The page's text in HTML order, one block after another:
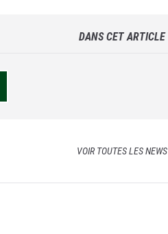
DANS CET ARTICLE
VOIR TOUTES LES NEWS